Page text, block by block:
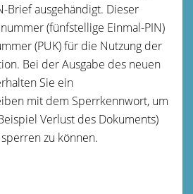
Briefausgehändigt. Dieser
(fünfstellige Einmal-PIN)
(PUK)für die Nutzung der
Bei der Ausgabe des neuen
Sie ein
mit dem Sperrkennwort, um
Verlust des Dokuments)
zu können.